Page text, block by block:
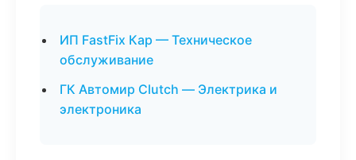
ИП FastFix Кар — Техническое
обслуживание
ГК Автомир Clutch — Электрика и
электроника